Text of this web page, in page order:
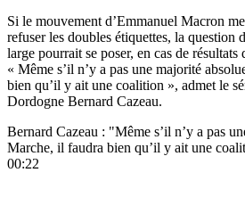
Si le mouvement d’Emmanuel Macron
refuser les doubles étiquettes, la question
large pourrait se poser, en cas de
« Même s’il n’y a pas une majorité
bien qu’il y ait une coalition », admet le
Dordogne Bernard Cazeau.
Bernard Cazeau : "Même s’il n’y a pas
Marche, il faudra bien qu’il y ait une
00:22